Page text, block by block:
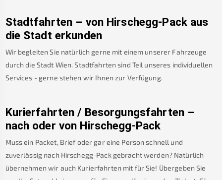
Stadtfahrten – von Hirschegg-Pack aus
die Stadt erkunden
Wir begleiten Sie natürlich gerne mit einem unserer Fahrzeuge
durch die Stadt Wien. Stadtfahrten sind Teil unseres individuellen
Services - gerne stehen wir Ihnen zur Verfügung.
Kurierfahrten / Besorgungsfahrten –
nach oder von Hirschegg-Pack
Muss ein Packet, Brief oder gar eine Person schnell und
zuverlässig nach Hirschegg-Pack gebracht werden? Natürlich
übernehmen wir auch Kurierfahrten mit für Sie! Übergeben Sie